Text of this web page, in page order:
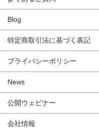
Blog
特定商取引法に基づく表記
プライバシーポリシー
News
公開ウェビナー
会社情報